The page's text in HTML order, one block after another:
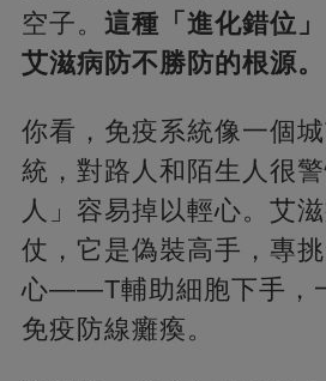
空子。 這種「進化錯位
艾滋病防不勝防的根源。
你看，免疫系統像一個
統，對路人和陌生人很
人」容易掉以輕心。艾
仗，它是偽裝高手，專
心——T輔助細胞下手，
免疫防線癱瘓。